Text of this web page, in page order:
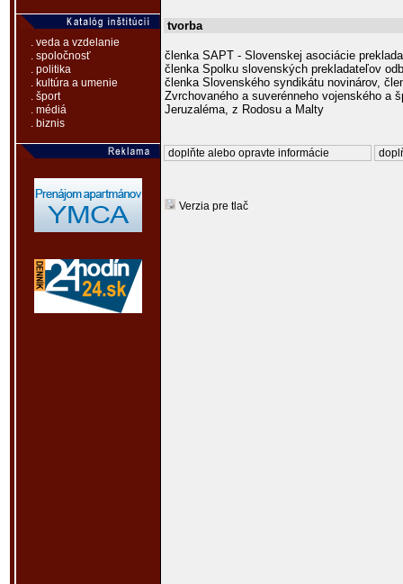
. veda a vzdelanie
. spoločnosť
. politika
. kultúra a umenie
. šport
. médiá
. biznis
tvorba
členka SAPT - Slovenskej asociácie
členka Spolku slovenských prekladateľov
členka Slovenského syndikátu novinárov,
Zvrchovaného a suverénneho vojenského a
Jeruzaléma, z Rodosu a Malty
doplňte alebo opravte informácie
Verzia pre tlač